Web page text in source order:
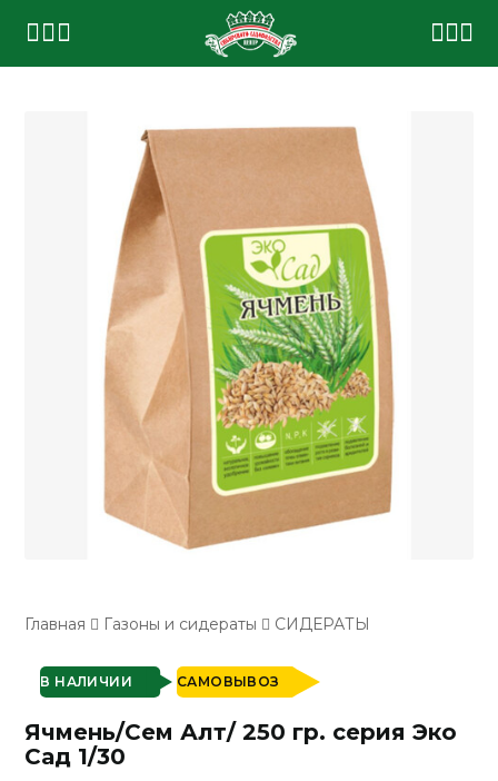
Главная Газоны и сидераты СИДЕРАТЫ
В НАЛИЧИИ САМОВЫВОЗ
Ячмень/Сем Алт/ 250 гр. серия Эко
Сад 1/30